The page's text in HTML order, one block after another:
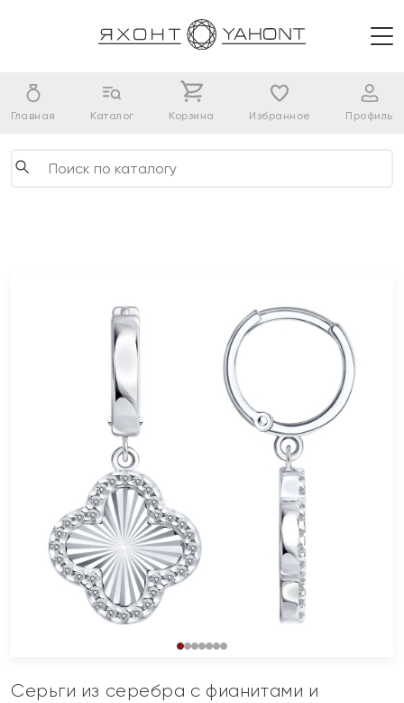
Главная Каталог Корзина Избранное Профиль
Серьги из серебра с фианитами и